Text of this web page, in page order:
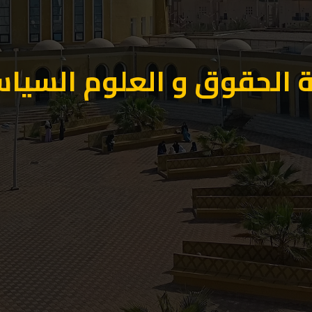
الحقوق و العلوم